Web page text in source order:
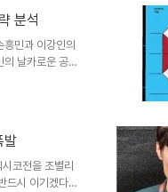
저히 할 것임을
그 통과를 위해
분석
민과 이강인의
날카로운 공간
는 멕시코의 수
패를 갈랐습니
전략은 분명 효
발
코전을 조별리
드시 이기겠다는